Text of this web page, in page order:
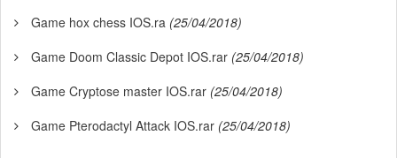
Game hox chess IOS.ra (25/04/2018)
Game Doom Classic Depot IOS.rar (25/04/2018)
Game Cryptose master IOS.rar (25/04/2018)
Game Pterodactyl Attack IOS.rar (25/04/2018)